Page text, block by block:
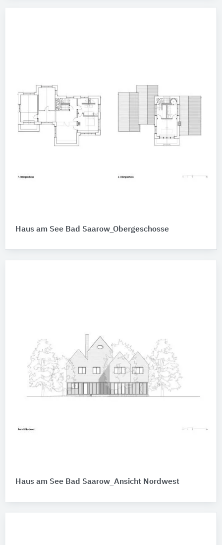
Haus am See Bad Saarow_Obergeschosse
Haus am See Bad Saarow_Ansicht Nordwest